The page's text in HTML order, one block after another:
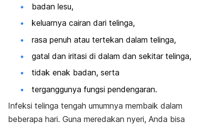
badan lesu,
keluarnya cairan dari telinga,
rasa penuh atau tertekan dalam telinga,
gatal dan iritasi di dalam dan sekitar telinga,
tidak enak badan, serta
terganggunya fungsi pendengaran.
Infeksi telinga tengah umumnya membaik dalam
beberapa hari. Guna meredakan nyeri, Anda bisa